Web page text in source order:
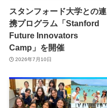
スタンフォード大学との連
携プログラム「Stanford
Future Innovators
Camp」を開催
2026年7月10日